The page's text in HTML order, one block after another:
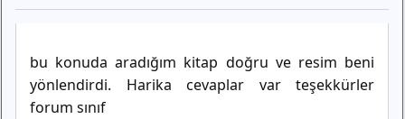
bu konuda aradığım kitap doğru ve resim beni
yönlendirdi. Harika cevaplar var teşekkürler
forum sınıf